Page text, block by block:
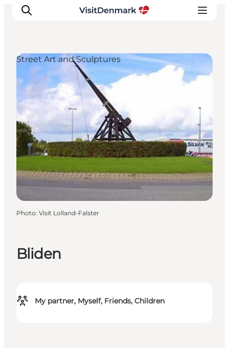
Inspirations
Destinations
Quoi faire
Hébergements
Planifiez votre voyage
Bliden
My partner, Myself, Friends, Children
Street Art and Sculptures
Photo: Visit Lolland-Falster